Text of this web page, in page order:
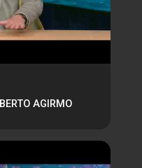
AGIRMO